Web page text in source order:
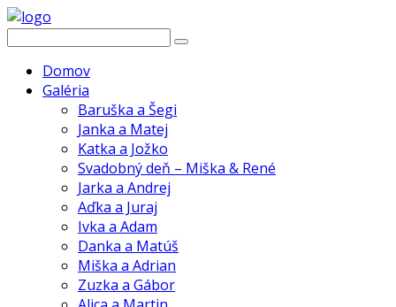
Domov
Galéria
Baruška a Šegi
Janka a Matej
Katka a Jožko
Svadobný deň – Miška & René
Jarka a Andrej
Aďka a Juraj
Ivka a Adam
Danka a Matúš
Miška a Adrian
Zuzka a Gábor